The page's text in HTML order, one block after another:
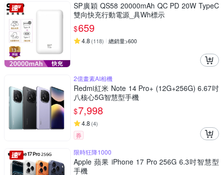
SP廣穎 QS58 20000mAh QC PD 20W TypeC
雙向快充行動電源_具Wh標示
$659
4.8 (118) 總銷量>600
2億畫素AI相機
Redmi紅米 Note 14 Pro+ (12G+256G) 6.67吋
八核心5G智慧型手機
$7,998
4.8 (4)
券
限時狂降1000
Apple 蘋果 iPhone 17 Pro 256G 6.3吋智慧型
手機